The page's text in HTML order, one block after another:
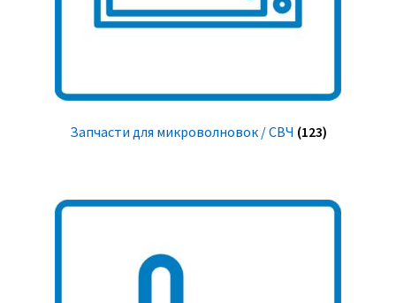
Запчасти для микроволновок / СВЧ (123)